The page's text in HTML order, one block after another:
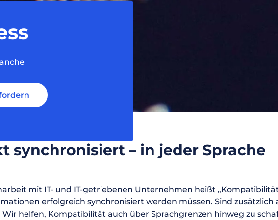
synchronisiert – in jeder Sprache
mit IT- und IT-getriebenen Unternehmen heißt
erfolgreich synchronisiert werden müssen. Sind zusätzlich
helfen, Kompatibilität auch über Sprachgrenzen hinweg zu